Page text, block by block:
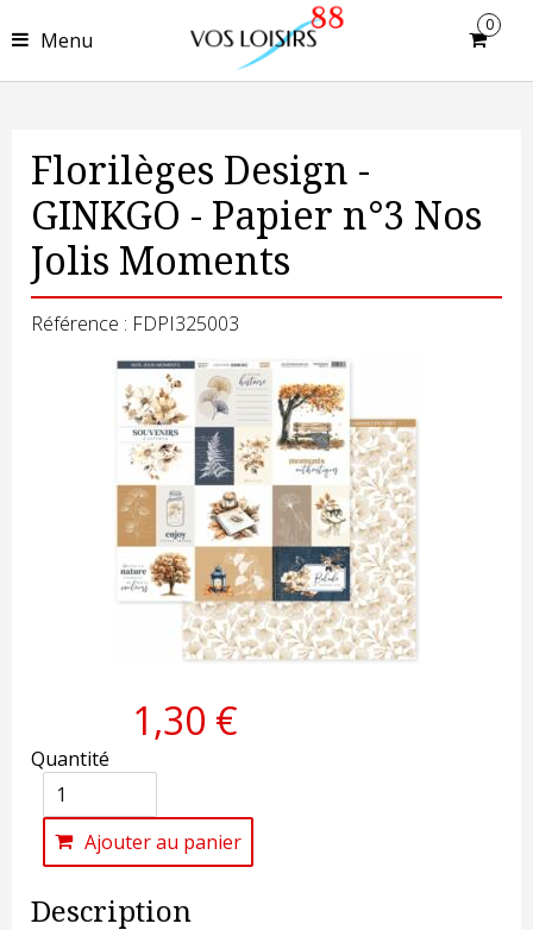
Menu
0
Florilèges Design -
GINKGO - Papier n°3 Nos
Jolis Moments
Référence : FDPI325003
1,30 €
Quantité
Ajouter au panier
Description